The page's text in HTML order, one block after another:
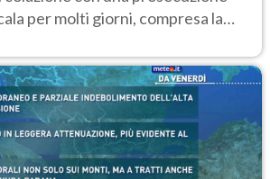
per molti giorni, compresa la